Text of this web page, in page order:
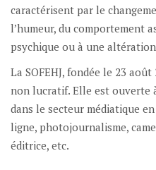
caractérisent par le
l’humeur, du comportement
psychique ou à une
La SOFEHJ, fondée le 23
non lucratif. Elle est ouverte
dans le secteur médiatique
ligne, photojournalisme,
éditrice, etc.